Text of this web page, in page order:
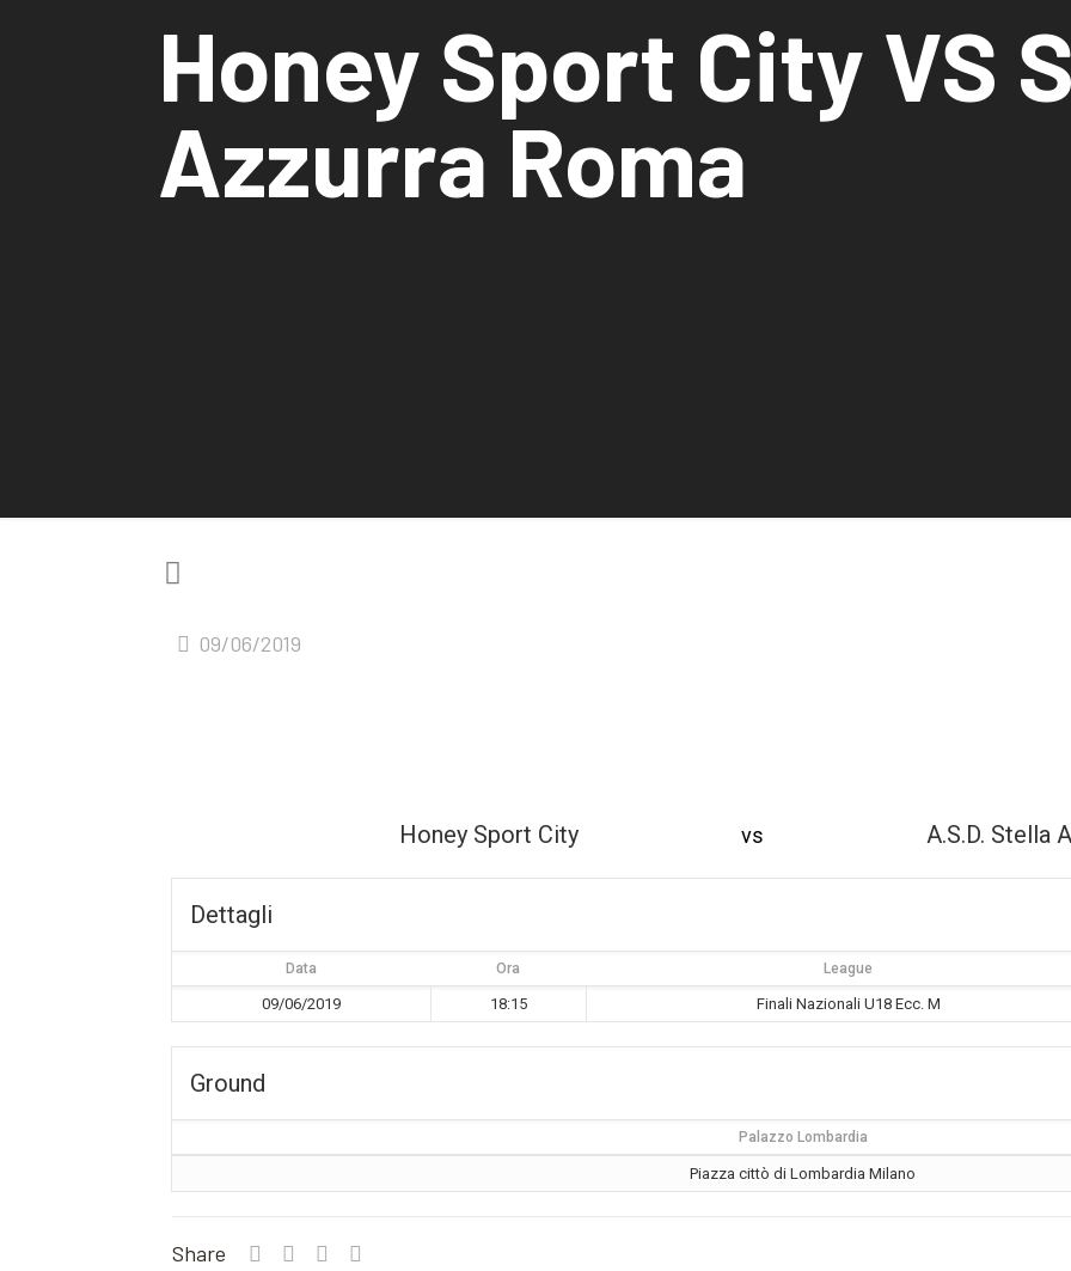
Honey Sport City VS
Azzurra Roma
09/06/2019
Honey Sport City vs A.S.D. Stella
Dettagli
Data Ora League
09/06/2019 18:15 Finali Nazionali U18 Ecc. M
Ground
Palazzo Lombardia
Piazza cittò di Lombardia Milano
Share